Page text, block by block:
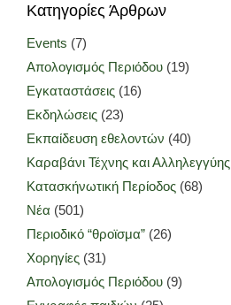
Κατηγορίες Άρθρων
Events (7)
Απολογισμός Περιόδου (19)
Εγκαταστάσεις (16)
Εκδηλώσεις (23)
Εκπαίδευση εθελοντών (40)
Καραβάνι Τέχνης και Αλληλεγγύης
Κατασκήνωτική Περίοδος (68)
Νέα (501)
Περιοδικό “θροϊσμα” (26)
Χορηγίες (31)
Απολογισμός Περιόδου (9)